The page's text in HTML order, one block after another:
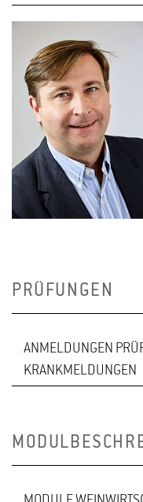
PRÜFUNGEN
ANMELDUNGEN
KRANKMELDUNGEN
DieFristen zur An-